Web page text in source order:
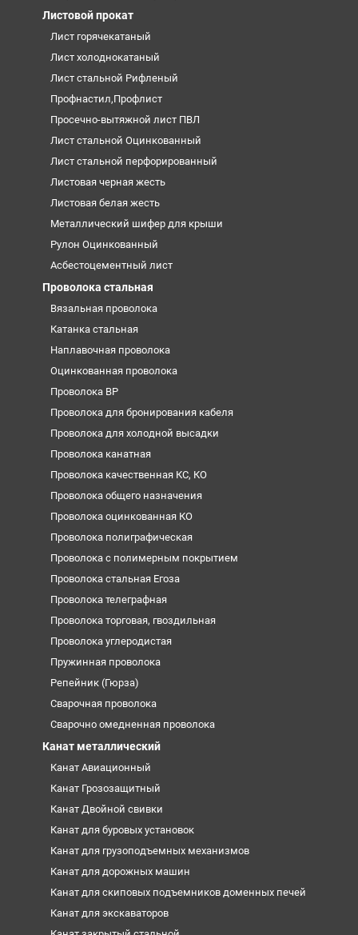
Листовой прокат
Лист горячекатаный
Лист холоднокатаный
Лист стальной Рифленый
Профнастил,Профлист
Просечно-вытяжной лист ПВЛ
Лист стальной Оцинкованный
Лист стальной перфорированный
Листовая черная жесть
Листовая белая жесть
Металлический шифер для крыши
Рулон Оцинкованный
Асбестоцементный лист
Проволока стальная
Вязальная проволока
Катанка стальная
Наплавочная проволока
Оцинкованная проволока
Проволока ВР
Проволока для бронирования кабеля
Проволока для холодной высадки
Проволока канатная
Проволока качественная КС, КО
Проволока общего назначения
Проволока оцинкованная КО
Проволока полиграфическая
Проволока с полимерным покрытием
Проволока стальная Егоза
Проволока телеграфная
Проволока торговая, гвоздильная
Проволока углеродистая
Пружинная проволока
Репейник (Гюрза)
Сварочная проволока
Сварочно омедненная проволока
Канат металлический
Канат Авиационный
Канат Грозозащитный
Канат Двойной свивки
Канат для буровых установок
Канат для грузоподъемных механизмов
Канат для дорожных машин
Канат для скиповых подъемников доменных печей
Канат для экскаваторов